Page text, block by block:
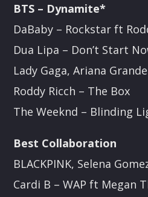
BTS – Dynamite*
DaBaby – Rockstar ft
Dua Lipa – Don’t Start
Lady Gaga, Ariana
Roddy Ricch – The Box
The Weeknd – Blinding
Best Collaboration
BLACKPINK, Selena
Cardi B – WAP ft Megan